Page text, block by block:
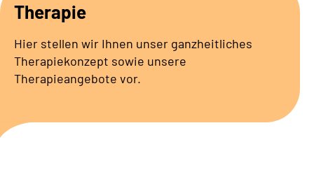
Unsere Angebote
Service
Therapie
Hier stellen wir Ihnen unser ganzheitliches
Therapiekonzept sowie unsere
Therapieangebote vor.